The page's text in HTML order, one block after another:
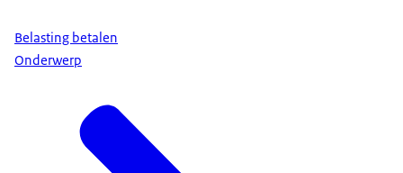
Belasting betalen
Onderwerp